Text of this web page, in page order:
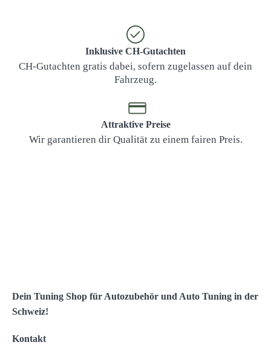
Inklusive CH-Gutachten
CH-Gutachten gratis dabei, sofern zugelassen auf dein
Fahrzeug.
Attraktive Preise
Wir garantieren dir Qualität zu einem fairen Preis.
Dein Tuning Shop für Autozubehör und Auto Tuning in der
Schweiz!
Kontakt